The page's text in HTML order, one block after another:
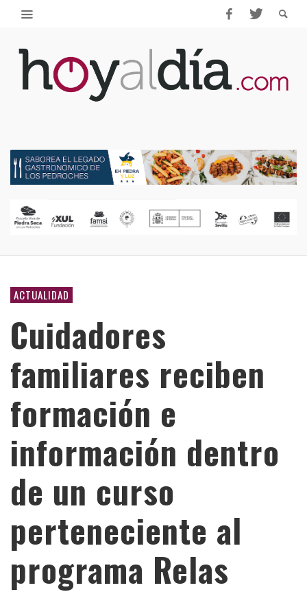
ACTUALIDAD
Cuidadores
familiares reciben
formación e
información dentro
de un curso
perteneciente al
programa Relas